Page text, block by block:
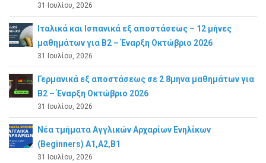
31 Ιουλίου, 2026
Ιταλικά και Ισπανικά εξ αποστάσεως – 12 μήνες
μαθημάτων για B2 – Έναρξη Οκτώβριο 2026
31 Ιουλίου, 2026
Γερμανικά εξ αποστάσεως σε 2 8μηνα μαθημάτων για
Β2 – Έναρξη Οκτώβριο 2026
31 Ιουλίου, 2026
Νέα τμήματα Αγγλικών Αρχαρίων Ενηλίκων
(Beginners) A1,A2,B1
31 Ιουλίου, 2026